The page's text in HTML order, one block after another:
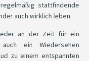
stattfindende
auch wirklich leben.
an der Zeit für ein
ein Wiedersehen
zu einem entspannten